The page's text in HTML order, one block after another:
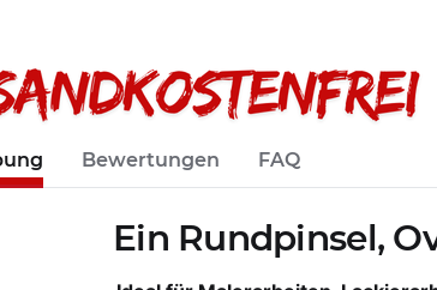
Bewertungen FAQ
Ein Rundpinsel,